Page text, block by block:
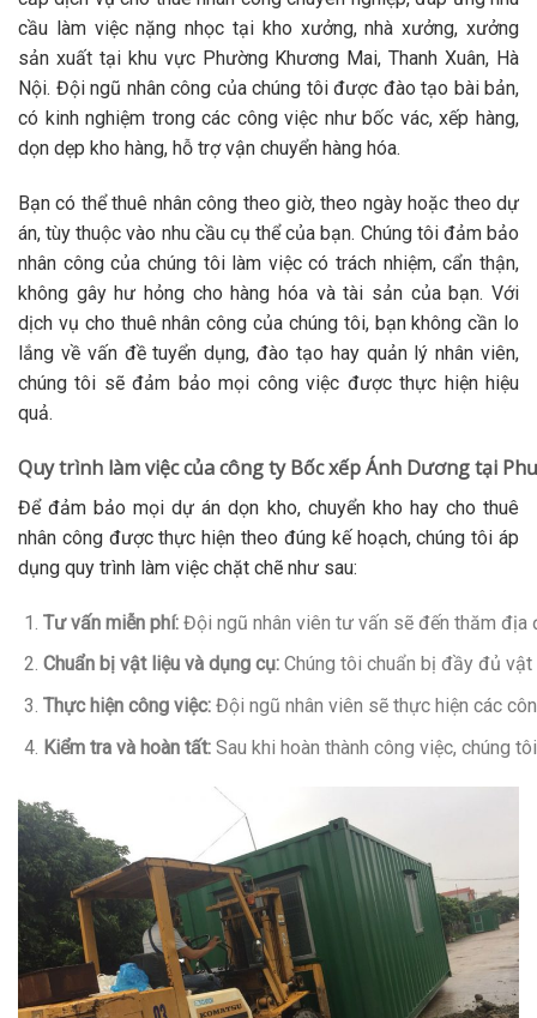
cầu làm việc nặng nhọc tại kho xưởng, nhà xưởng, xưởng
sản xuất tại khu vực Phường Khương Mai, Thanh Xuân, Hà
Nội. Đội ngũ nhân công của chúng tôi được đào tạo bài bản,
có kinh nghiệm trong các công việc như bốc vác, xếp hàng,
dọn dẹp kho hàng, hỗ trợ vận chuyển hàng hóa.
Bạn có thể thuê nhân công theo giờ, theo ngày hoặc theo dự
án, tùy thuộc vào nhu cầu cụ thể của bạn. Chúng tôi đảm bảo
nhân công của chúng tôi làm việc có trách nhiệm, cẩn thận,
không gây hư hỏng cho hàng hóa và tài sản của bạn. Với
dịch vụ cho thuê nhân công của chúng tôi, bạn không cần lo
lắng về vấn đề tuyển dụng, đào tạo hay quản lý nhân viên,
chúng tôi sẽ đảm bảo mọi công việc được thực hiện hiệu
quả.
Quy trình làm việc của công ty Bốc xếp Ánh Dương tại
Để đảm bảo mọi dự án dọn kho, chuyển kho hay cho thuê
nhân công được thực hiện theo đúng kế hoạch, chúng tôi áp
dụng quy trình làm việc chặt chẽ như sau:
Tư vấn miễn phí:Đội ngũ nhân viên tư vấn sẽ đến thăm địa
Chuẩn bị vật liệu và dụng cụ:Chúng tôi chuẩn bị đầy đủ vật
Thực hiện công việc:Đội ngũ nhân viên sẽ thực hiện các
Kiểm tra và hoàn tất:Sau khi hoàn thành công việc, chúng